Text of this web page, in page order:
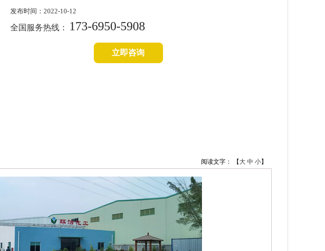
发布时间： 2022-10-12
全国服务热线： 173-6950-5908
立即咨询
阅读文字： 【 大 中 小】